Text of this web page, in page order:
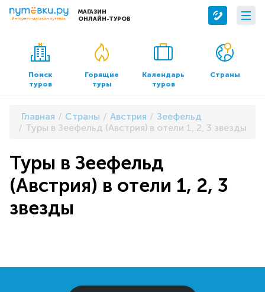
МАГАЗИН
ОНЛАЙН-ТУРОВ
Сервисы
Бронирование отелей
Трансфер
О компании
О нас
Контакты
Документы и реквизиты
Поиск
туров
Горящие
туры
Календарь
туров
Страны
Главная Страны Австрия
Зеефельд
Туры в Зеефельд (Австрия) в отели 1, 2, 3 звезды
Туры в Зеефельд
(Австрия) в отели 1, 2, 3
звезды